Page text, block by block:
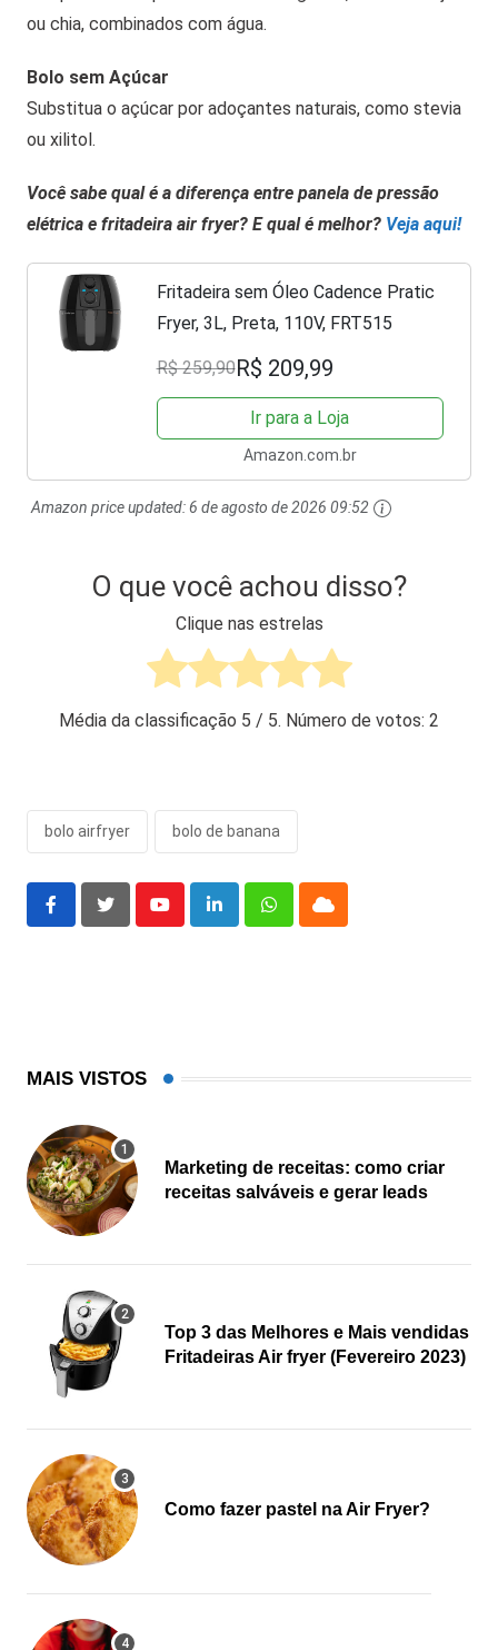
ou chia, combinados com água.
Bolo sem Açúcar
Substitua o açúcar por adoçantes naturais, como stevia
ou xilitol.
Você sabe qual é a diferença entre panela de pressão
elétrica e fritadeira air fryer? E qual é melhor? Veja aqui!
Fritadeira sem Óleo Cadence Pratic
Fryer, 3L, Preta, 110V, FRT515
R$ 259,90R$ 209,99
Ir para a Loja
Amazon.com.br
Amazon price updated:6 de agosto de 2026 09:52
O que você achou disso?
Clique nas estrelas
Média da classificação 5 / 5. Número de votos: 2
bolo airfryer bolo de banana
YoutubeLinkedInWhatsappCloud
MAIS VISTOS
Marketing de receitas: como criar
receitas salváveis e gerar leads
Top 3 das Melhores e Mais vendidas
Fritadeiras Air fryer (Fevereiro 2023)
Como fazer pastel na Air Fryer?